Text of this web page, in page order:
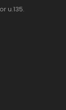
u.135.